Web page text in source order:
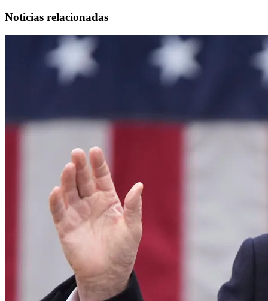
Noticias relacionadas